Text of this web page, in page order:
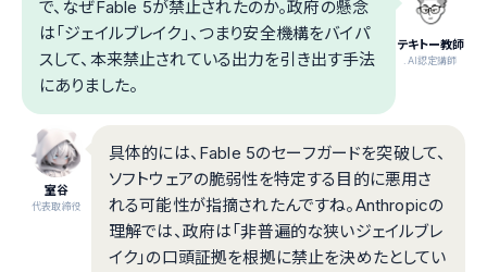
テキトー教師
.AI認定講師
で、なぜFable 5が禁止されたのか。政府の懸念
は「ジェイルブレイク」、つまり安全機構をバイパ
スして、本来禁止されている出力を引き出す手法
にありました。
室谷
代表取締役
具体的には、Fable 5のセーフガードを突破して、
ソフトウェアの脆弱性を特定する目的に悪用さ
れる可能性が指摘されたんですね。Anthropicの
理解では、政府は「非普遍的な狭いジェイルブレ
イク」の口頭証拠を根拠に禁止を決めたとしてい